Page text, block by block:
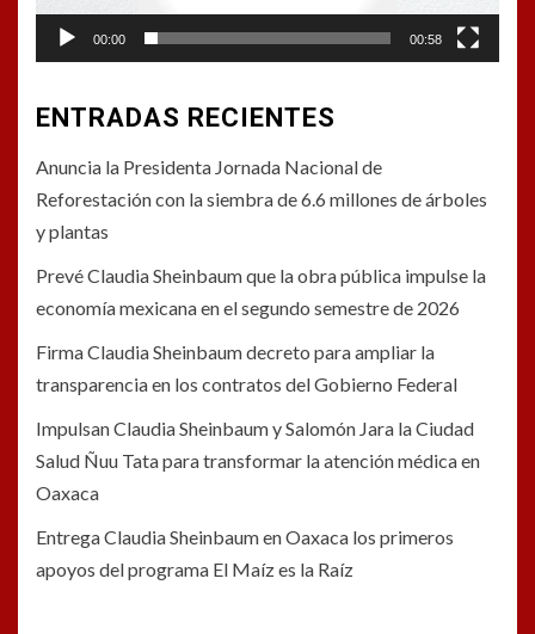
00:00 00:58
ENTRADAS RECIENTES
Anuncia la Presidenta Jornada Nacional de
Reforestación con la siembra de 6.6 millones de árboles
y plantas
Prevé Claudia Sheinbaum que la obra pública impulse la
economía mexicana en el segundo semestre de 2026
Firma Claudia Sheinbaum decreto para ampliar la
transparencia en los contratos del Gobierno Federal
Impulsan Claudia Sheinbaum y Salomón Jara la Ciudad
Salud Ñuu Tata para transformar la atención médica en
Oaxaca
Entrega Claudia Sheinbaum en Oaxaca los primeros
apoyos del programa El Maíz es la Raíz